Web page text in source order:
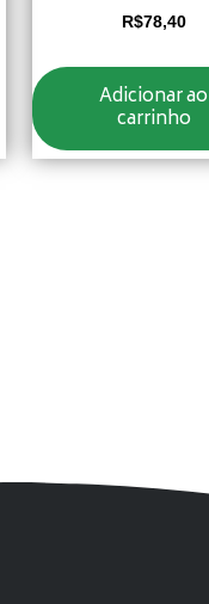
R$78,40
Adicionar ao
carrinho